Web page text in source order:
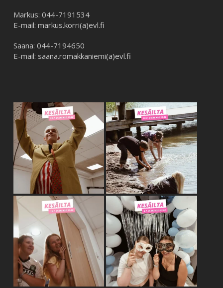
Markus: 044-7191534
E-mail: markus.korri(a)evl.fi
Saana: 044-7194650
E-mail: saana.romakkaniemi(a)evl.fi